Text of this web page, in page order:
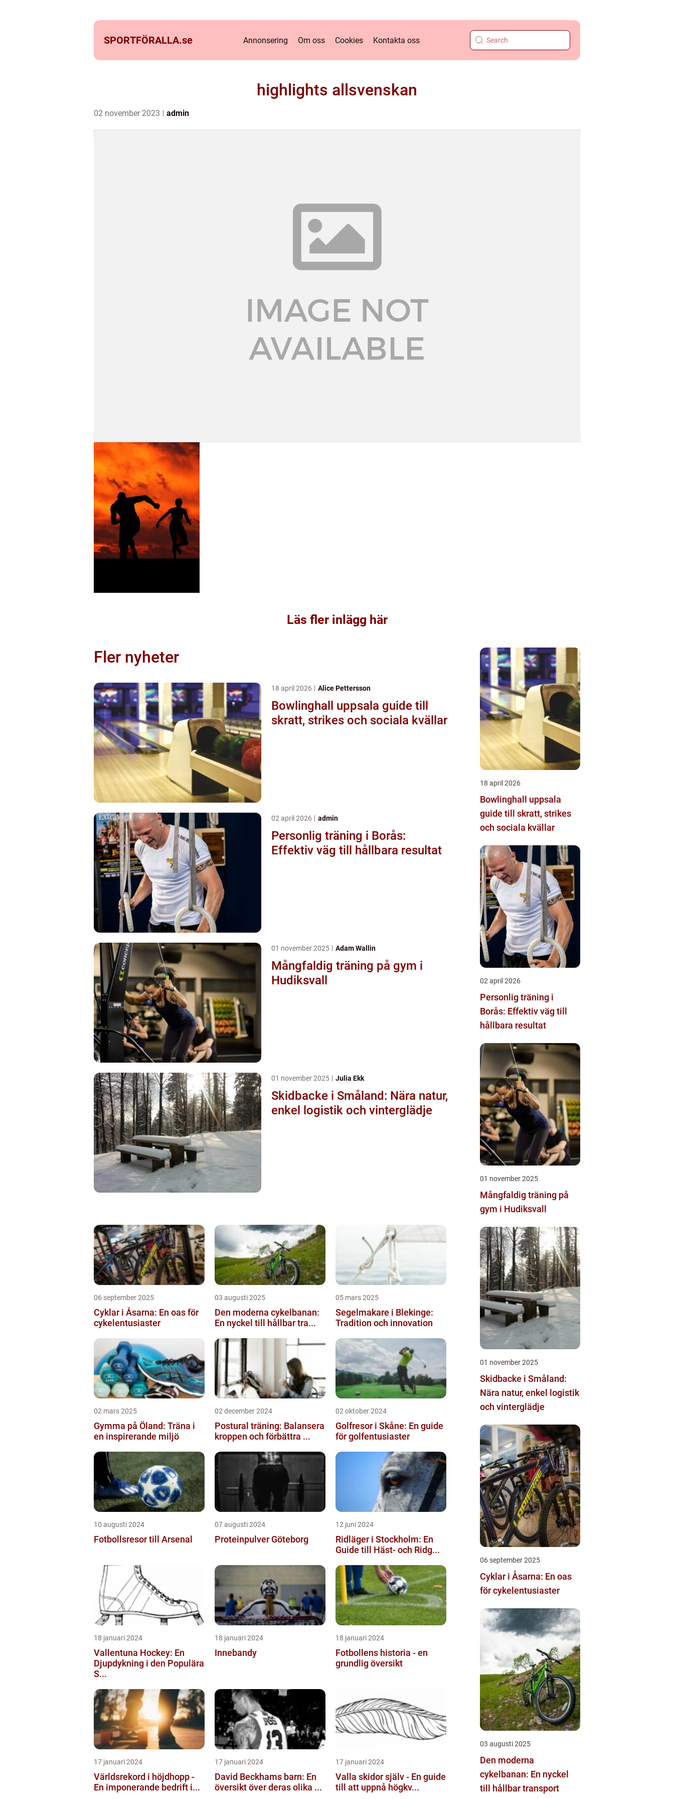
SPORTFÖRALLA.se Annonsering Om oss Cookies Kontakta oss
highlights allsvenskan
02 november 2023 admin
Läs fler inlägg här
Fler nyheter
18 april 2026 Alice Pettersson
Bowlinghall uppsala guide till
skratt, strikes och sociala kvällar
02 april 2026 admin
Personlig träning i Borås:
Effektiv väg till hållbara resultat
01 november 2025 Adam Wallin
Mångfaldig träning på gym i
Hudiksvall
01 november 2025 Julia Ekk
Skidbacke i Småland: Nära natur,
enkel logistik och vinterglädje
06 september 2025
Cyklar i Åsarna: En oas för
cykelentusiaster
03 augusti 2025
Den moderna cykelbanan:
En nyckel till hållbar tra...
05 mars 2025
Segelmakare i Blekinge:
Tradition och innovation
02 mars 2025
Gymma på Öland: Träna i
en inspirerande miljö
02 december 2024
Postural träning: Balansera
kroppen och förbättra ...
02 oktober 2024
Golfresor i Skåne: En guide
för golfentusiaster
10 augusti 2024
Fotbollsresor till Arsenal
07 augusti 2024
Proteinpulver Göteborg
12 juni 2024
Ridläger i Stockholm: En
Guide till Häst- och Ridg...
18 januari 2024
Vallentuna Hockey: En
Djupdykning i den Populära
S...
18 januari 2024
Innebandy
18 januari 2024
Fotbollens historia - en
grundlig översikt
17 januari 2024
Världsrekord i höjdhopp -
En imponerande bedrift i...
17 januari 2024
David Beckhams barn: En
översikt över deras olika ...
17 januari 2024
Valla skidor själv - En guide
till att uppnå högkv...
18 april 2026
Bowlinghall uppsala
guide till skratt, strikes
och sociala kvällar
02 april 2026
Personlig träning i
Borås: Effektiv väg till
hållbara resultat
01 november 2025
Mångfaldig träning på
gym i Hudiksvall
01 november 2025
Skidbacke i Småland:
Nära natur, enkel logistik
och vinterglädje
06 september 2025
Cyklar i Åsarna: En oas
för cykelentusiaster
03 augusti 2025
Den moderna
cykelbanan: En nyckel
till hållbar transport